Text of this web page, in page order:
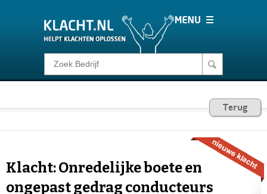
Klacht melden
Consumentenrecht
Voor Bedrijven
Terug
Klacht: Onredelijke boete en
ongepast gedrag conducteurs